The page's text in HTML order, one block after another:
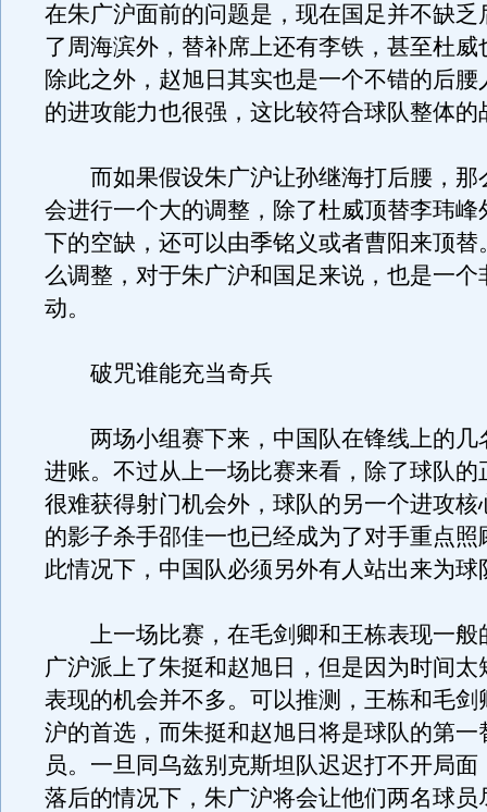
在朱广沪面前的问题是，现在国足并不缺乏
了周海滨外，替补席上还有李铁，甚至杜威
除此之外，赵旭日其实也是一个不错的后腰
的进攻能力也很强，这比较符合球队整体的
而如果假设朱广沪让孙继海打后腰，那
会进行一个大的调整，除了杜威顶替李玮峰
下的空缺，还可以由季铭义或者曹阳来顶替
么调整，对于朱广沪和国足来说，也是一个
动。
破咒谁能充当奇兵
两场小组赛下来，中国队在锋线上的几
进账。不过从上一场比赛来看，除了球队的
很难获得射门机会外，球队的另一个进攻核
的影子杀手邵佳一也已经成为了对手重点照
此情况下，中国队必须另外有人站出来为球
上一场比赛，在毛剑卿和王栋表现一般
广沪派上了朱挺和赵旭日，但是因为时间太
表现的机会并不多。可以推测，王栋和毛剑
沪的首选，而朱挺和赵旭日将是球队的第一
员。一旦同乌兹别克斯坦队迟迟打不开局面
落后的情况下，朱广沪将会让他们两名球员